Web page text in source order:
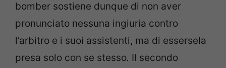
bomber sostiene dunque di non aver
pronunciato nessuna ingiuria contro
l’arbitro e i suoi assistenti, ma di essersela
presa solo con se stesso. Il secondo